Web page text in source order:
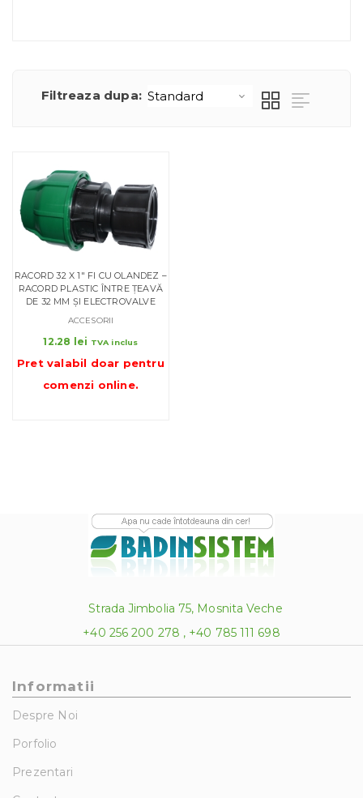
Filtreaza dupa:
RACORD 32 X 1″ FI CU OLANDEZ –
RACORD PLASTIC ÎNTRE ȚEAVĂ
DE 32 MM ȘI ELECTROVALVE
ACCESORII
12.28 lei TVA inclus
Pret valabil doar pentru
comenzi online.
Strada Jimbolia 75, Mosnita Veche
+40 256 200 278 , +40 785 111 698
Informatii
Despre Noi
Porfolio
Prezentari